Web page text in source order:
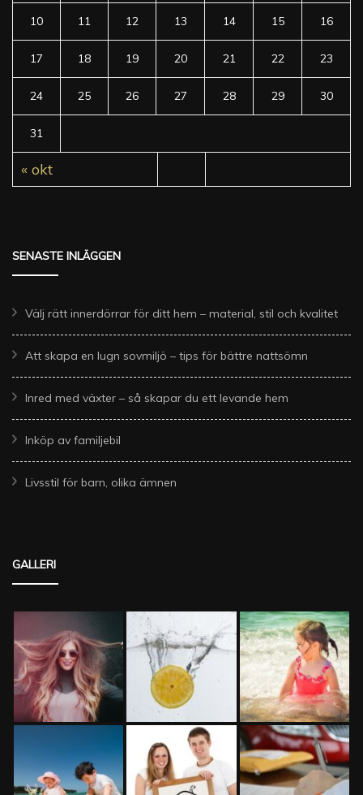
10 11 12 13 14 15 16
17 18 19 20 21 22 23
24 25 26 27 28 29 30
31
« okt
SENASTE INLÄGGEN
Välj rätt innerdörrar för ditt hem – material, stil och kvalitet
Att skapa en lugn sovmiljö – tips för bättre nattsömn
Inred med växter – så skapar du ett levande hem
Inköp av familjebil
Livsstil för barn, olika ämnen
GALLERI